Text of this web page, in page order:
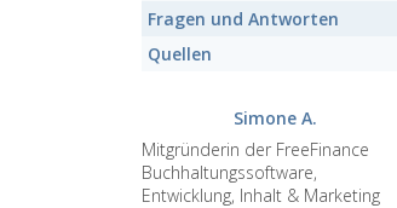
Fragen und Antworten
Quellen
Simone A.
Mitgründerin der FreeFinance
Buchhaltungssoftware,
Entwicklung, Inhalt & Marketing